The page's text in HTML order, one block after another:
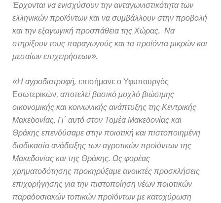
Έρχονται να ενισχύσουν την ανταγωνιστικότητα των
ελληνικών προϊόντων και να συμβάλλουν στην προβολή
και την εξαγωγική προσπάθεια της Χώρας. Να
στηρίξουν τους παραγωγούς και τα προϊόντα μικρών και
μεσαίων επιχειρήσεων».
«Η αγροδιατροφή, επισήμανε ο Υφυπουργός
Εσωτερικών, αποτελεί βασικό μοχλό βιώσιμης
οικονομικής και κοινωνικής ανάπτυξης της Κεντρικής
Μακεδονίας. Γι΄ αυτό στον Τομέα Μακεδονίας και
Θράκης επενδύσαμε στην ποιοτική και πιστοποιημένη
διαδικασία ανάδειξης των αγροτικών προϊόντων της
Μακεδονίας και της Θράκης. Ως φορέας
χρηματοδότησης προκηρύξαμε ανοικτές προσκλήσεις
επιχορήγησης για την πιστοποίηση νέων ποιοτικών
παραδοσιακών τοπικών προϊόντων με κατοχύρωση